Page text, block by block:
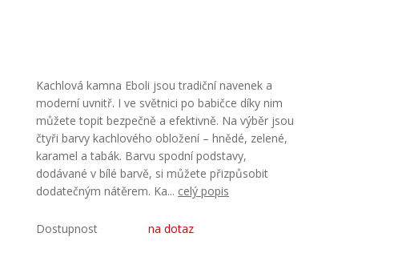
Kachlová kamna Eboli jsou tradiční navenek a
moderní uvnitř. I ve světnici po babičce díky nim
můžete topit bezpečně a efektivně. Na výběr jsou
čtyři barvy kachlového obložení – hnědé, zelené,
karamel a tabák. Barvu spodní podstavy,
dodávané v bílé barvě, si můžete přizpůsobit
dodatečným nátěrem. Ka... celý popis
Dostupnost na dotaz